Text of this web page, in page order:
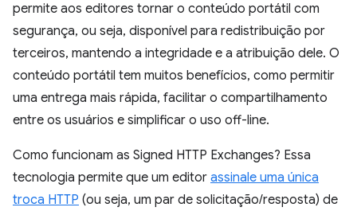
permite aos editores tornar o conteúdo portátil com
segurança, ou seja, disponível para redistribuição por
terceiros, mantendo a integridade e a atribuição dele. O
conteúdo portátil tem muitos benefícios, como permitir
uma entrega mais rápida, facilitar o compartilhamento
entre os usuários e simplificar o uso off-line.
Como funcionam as Signed HTTP Exchanges? Essa
tecnologia permite que um editor assinale uma única
troca HTTP (ou seja, um par de solicitação/resposta) de